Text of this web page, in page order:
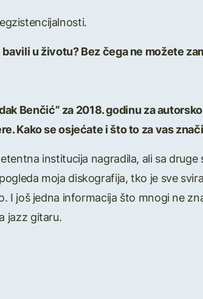
u životu? Bez čega ne možete
Benčić” za 2018. godinu za
Kako se osjećate i što to za vas
institucija nagradila, ali sa
moja diskografija, tko je sve
I još jedna informacija što mnogi ne
jazz gitaru.